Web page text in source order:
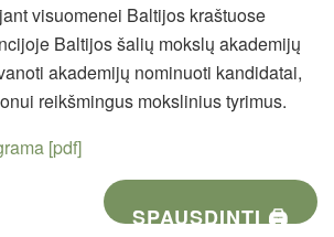
visuomenei Baltijos kraštuose
Baltijos šalių mokslų akademijų
akademijų nominuoti kandidatai,
reikšmingus mokslinius tyrimus.
[pdf]
SPAUSDINTI 🖨